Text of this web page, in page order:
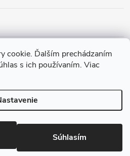
cookie. Ďalším prechádzaním
s ich používaním. Viac
Súhlasím
. Všetky práva vyhradené.Upraviť
cookies